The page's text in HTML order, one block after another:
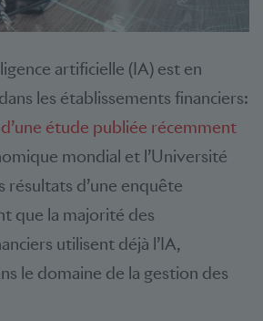
artificielle (IA) est en
les établissements financiers:
d’une étude publiée récemment
mondial et l’Université
résultats d’une enquête
que la majorité des
utilisent déjà l’IA,
le domaine de la gestion des